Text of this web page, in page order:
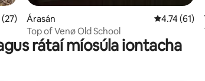
5 as 5, 27 léirmheas
(27)
Árasán Meánrátáil
4.74 (61)
Top of Venø Old School
rátaí míosúla iontacha